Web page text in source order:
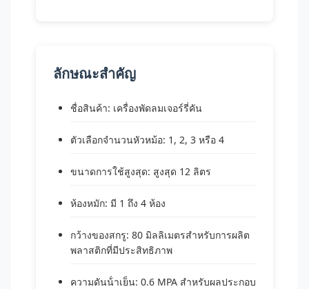
ลักษณะสําคัญ
ชื่อสินค้า: เครื่องพัดลมเจอร์รี่คัน
ตัวเลือกจํานวนหัวหม้อ: 1, 2, 3 หรือ 4
ขนาดการใช้สูงสุด: สูงสุด 12 ลิตร
ห้องหมัก: มี 1 ถึง 4 ห้อง
กว้างของสกรู: 80 มิลลิเมตรสําหรับการผลิต
พลาสติกที่มีประสิทธิภาพ
ความดันน้ําเย็น: 0.6 MPA สําหรับผลประกอบ